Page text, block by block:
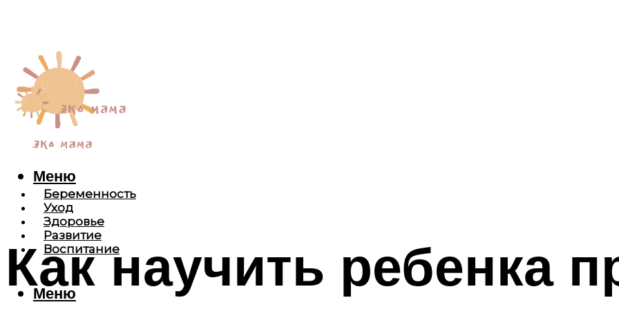
Беременность
Уход
Здоровье
Развитие
Воспитание
Меню
Меню
Как научить ребенка